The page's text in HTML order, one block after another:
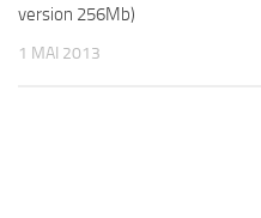
version 256Mb)
1 MAI 2013